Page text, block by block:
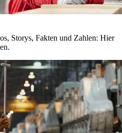
Storys, Fakten und Zahlen: Hier